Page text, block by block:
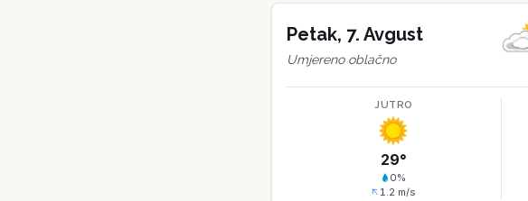
Petak, 7. Avgust
Umjereno oblačno
JUTRO
29°
0%
1.2 m/s